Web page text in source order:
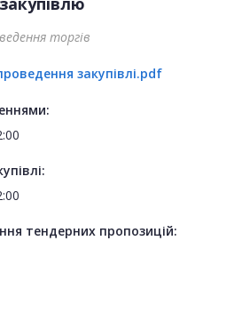
торгів
закупівлі.pdf
тендерних пропозицій: